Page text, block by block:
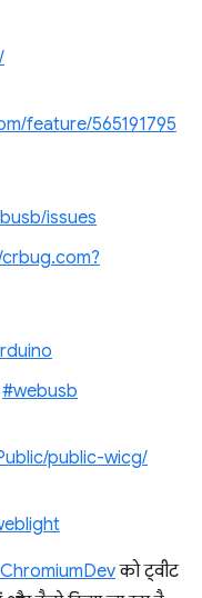
feature/565191795
issues
#webusb
public-wicg/
को ट्वीट